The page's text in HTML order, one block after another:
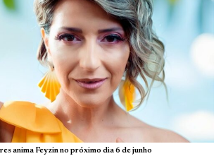
anima Feyzin no próximo dia 6 de junho